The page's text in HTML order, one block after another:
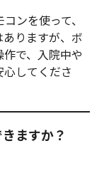
ンを使って、
りますが、ボ
で、入院中や
してくださ
ますか？